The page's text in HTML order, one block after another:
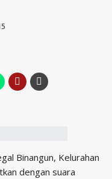
Binangun, Kelurahan
dengan suara